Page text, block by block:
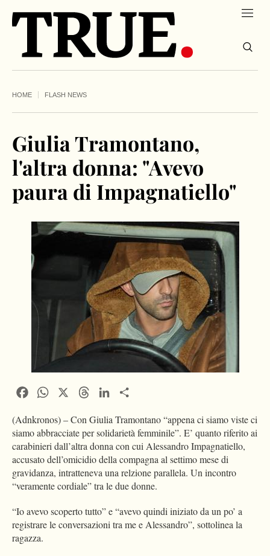
HOME FLASH NEWS
Giulia Tramontano,
l'altra donna: "Avevo
paura di Impagnatiello"
FacebookWhatsApp ThreadsLinkedIn
(Adnkronos) – Con Giulia Tramontano “appena ci siamo viste ci
siamo abbracciate per solidarietà femminile”. E’ quanto riferito ai
carabinieri dall’altra donna con cui Alessandro Impagnatiello,
accusato dell’omicidio della compagna al settimo mese di
gravidanza, intratteneva una relzione parallela. Un incontro
“veramente cordiale” tra le due donne.
“Io avevo scoperto tutto” e “avevo quindi iniziato da un po’ a
registrare le conversazioni tra me e Alessandro”, sottolinea la
ragazza.